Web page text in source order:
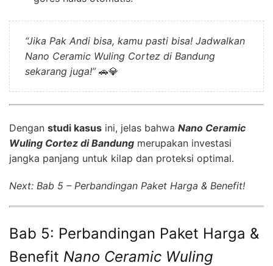
“Jika Pak Andi bisa, kamu pasti bisa! Jadwalkan
Nano Ceramic Wuling Cortez di Bandung
sekarang juga!”🚗💎
Dengan studi kasus ini, jelas bahwa Nano Ceramic
Wuling Cortez di Bandung merupakan investasi
jangka panjang untuk kilap dan proteksi optimal.
Next: Bab 5 – Perbandingan Paket Harga & Benefit!
Bab 5: Perbandingan Paket Harga &
Benefit Nano Ceramic Wuling